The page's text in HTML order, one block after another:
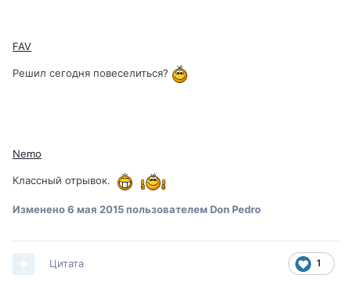
FAV
Решил сегодня повеселиться?
Nemo
Классный отрывок.
Изменено6 мая 2015пользователем Don Pedro
1
Цитата